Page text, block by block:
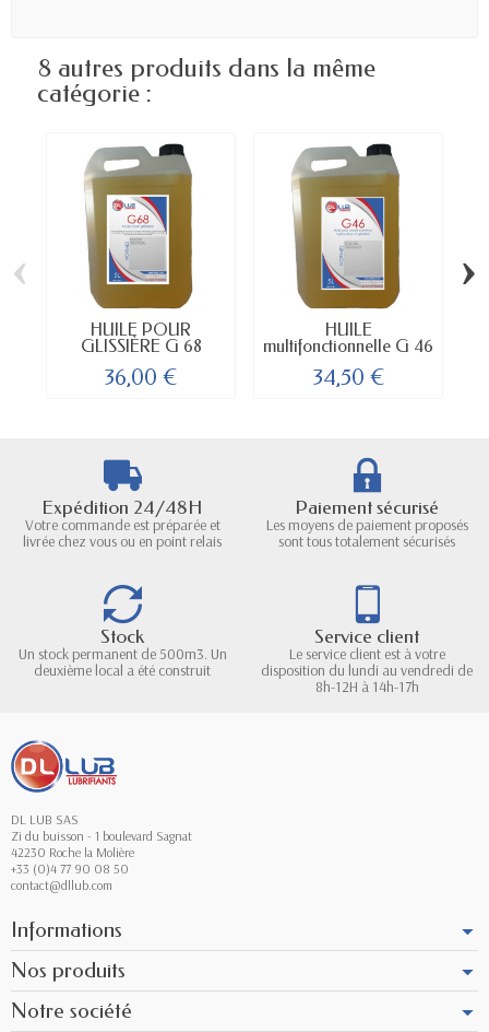
8 autres produits dans la même
catégorie :
HUILE POUR
GLISSIÈRE G 68
36,00 €
HUILE
multifonctionnelle G 46
34,50 €
‹ ›
Expédition 24/48H
Votre commande est préparée et
livrée chez vous ou en point relais
Paiement sécurisé
Les moyens de paiement proposés
sont tous totalement sécurisés
Stock
Un stock permanent de 500m3. Un
deuxième local a été construit
Service client
Le service client est à votre
disposition du lundi au vendredi de
8h-12H à 14h-17h
DL LUB SAS
Zi du buisson - 1 boulevard Sagnat
42230 Roche la Molière
+33 (0)4 77 90 08 50
contact@dllub.com
Informations
Nos produits
Notre société